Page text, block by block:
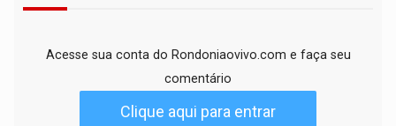
Acesse sua conta do Rondoniaovivo.com e faça seu
comentário
Clique aqui para entrar